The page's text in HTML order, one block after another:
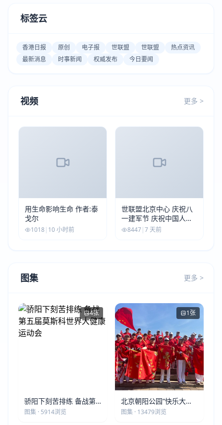
标签云
香港日报 原创 电子报 世联盟 世联盟
热点资讯
最新消息
时事新闻 权威发布 今日要闻
视频 更多 >
用生命影响生命 作者:泰
戈尔
1018| 10 小时前
世联盟北京中心 庆祝八
一建军节 庆祝中国人民
解放军建军99周年
8447|7 天前
图集 更多 >
4张
骄阳下刻苦排练 备战第
五届莫斯科世界大健康运
图集 · 5914浏览
1张
北京朝阳公园“快乐大本
营”建党105周年庆祝活动
图集 · 13479浏览